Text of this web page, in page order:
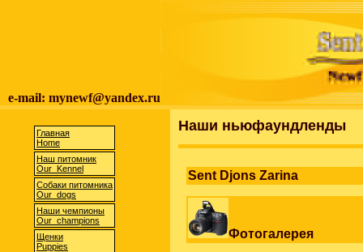
e-mail: mynewf@yandex.ru
Главная
Home
Наш питомник
Our Kennel
Собаки питомника
Our dogs
Наши чемпионы
Our champions
Щенки
Puppies
Наши ньюфаундленды
Sent Djons Zarina
Фотогалерея